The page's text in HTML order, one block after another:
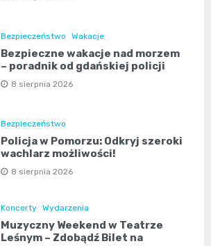
Bezpieczeństwo Wakacje
Bezpieczne wakacje nad morzem
– poradnik od gdańskiej policji
8 sierpnia 2026
Bezpieczeństwo
Policja w Pomorzu: Odkryj szeroki
wachlarz możliwości!
8 sierpnia 2026
Koncerty Wydarzenia
Muzyczny Weekend w Teatrze
Leśnym – Zdobądź Bilet na